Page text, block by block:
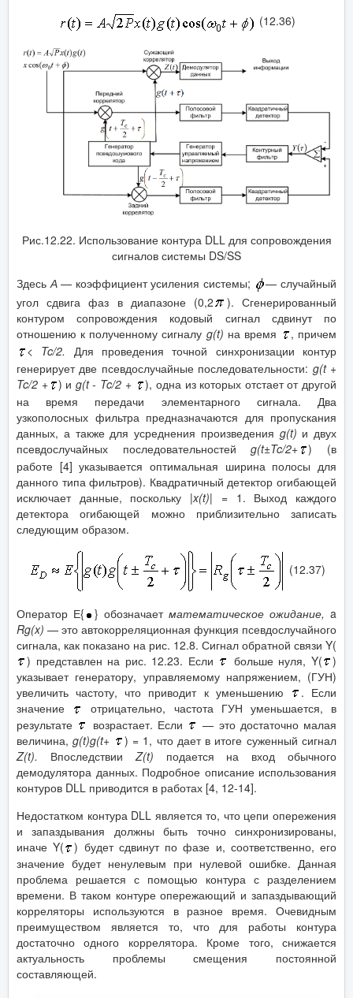
(12.36)
Рис.12.22. Использование контура DLL для сопровождения
сигналов системы DS/SS
ЗдесьА— коэффициент усиления системы;
— случайный
угол сдвига фаз в диапазоне (0,2
). Сгенерированный
контуром сопровождения кодовый сигнал сдвинут по
отношению к полученному сигналу g(t) на время
, причем
< Tc/2. Для проведения точной синхронизации контур
генерирует две псевдослучайные последовательности: g(t+
Tc/2 + ) и g(t- Tc/2 +
), одна из которых отстает от другой
на время передачи элементарного сигнала. Два
узкополосных фильтра предназначаются для пропускания
данных, а также для усреднения произведения g(t) и двух
псевдослучайных последовательностейg(t±Tc/2+
) (в
работе [4] указывается оптимальная ширина полосы для
данного типа фильтров). Квадратичный детектор огибающей
исключает данные, поскольку |x(t)| = 1. Выход каждого
детектора огибающей можно приблизительно записать
следующим образом.
(12.37)
Оператор Е{ } обозначает математическое ожидание, a
Rg(x) —это автокорреляционная функция псевдослучайного
сигнала, как показано на рис. 12.8. Сигнал обратной связи Y(
) представлен на рис. 12.23. Если
больше нуля, Y(
)
указывает генератору, управляемому напряжением, (ГУН)
увеличить частоту, что приводит к уменьшению
. Если
значение
отрицательно, частота ГУН уменьшается, в
результате
возрастает. Если
— это достаточно малая
величина,g(t)g(t+
) = 1, что дает в итоге суженный сигнал
Z(t). ВпоследствииZ(t) подается на вход обычного
демодулятора данных. Подробное описание использования
контуров DLL приводится в работах [4, 12-14].
Недостатком контура DLL является то, что цепи опережения
и запаздывания должны быть точно синхронизированы,
иначе Y(
) будет сдвинут по фазе и, соответственно, его
значение будет ненулевым при нулевой ошибке. Данная
проблема решается с помощью контура с разделением
времени. В таком контуре опережающий и запаздывающий
корреляторы используются в разное время. Очевидным
преимуществом является то, что для работы контура
достаточно одного коррелятора. Кроме того, снижается
актуальность проблемы смещения постоянной
составляющей.